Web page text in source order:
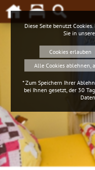
Diese Seite benutzt
Sie in
Cookies erlauben
Alle Cookies ablehnen,
* Zum Speichern Ihrer
bei Ihnen gesetzt, der 30